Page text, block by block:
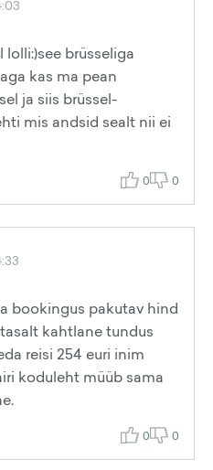
brüsseliga
kas ma pean
ja siis brüssel-
mis andsid sealt nii ei
0 0
bookingus pakutav hind
kahtlane tundus
reisi 254 euri inim
koduleht müüb sama
0 0